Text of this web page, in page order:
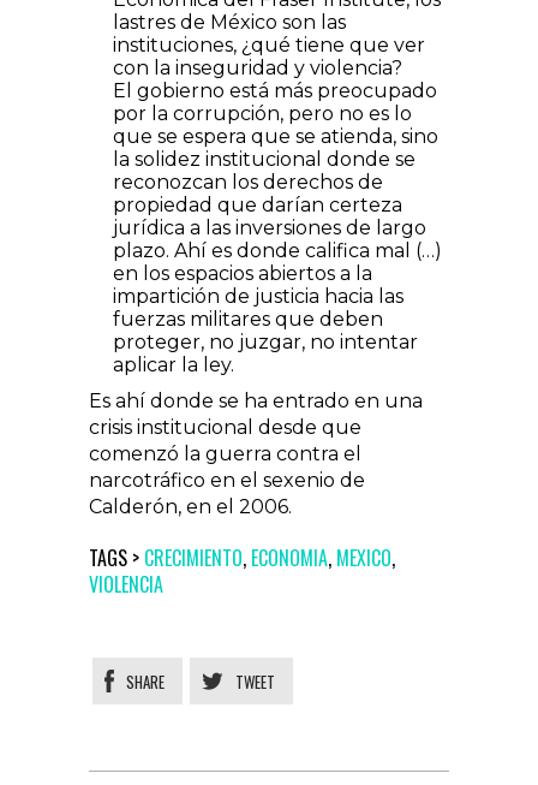
lastres de México son las
instituciones, ¿qué tiene que ver
con la inseguridad y violencia?
El gobierno está más preocupado
por la corrupción, pero no es lo
que se espera que se atienda, sino
la solidez institucional donde se
reconozcan los derechos de
propiedad que darían certeza
jurídica a las inversiones de largo
plazo. Ahí es donde califica mal (…)
en los espacios abiertos a la
impartición de justicia hacia las
fuerzas militares que deben
proteger, no juzgar, no intentar
aplicar la ley.
Es ahí donde se ha entrado en una
crisis institucional desde que
comenzó la guerra contra el
narcotráfico en el sexenio de
Calderón, en el 2006.
TAGS > CRECIMIENTO, ECONOMIA, MEXICO,
VIOLENCIA
SHARE TWEET